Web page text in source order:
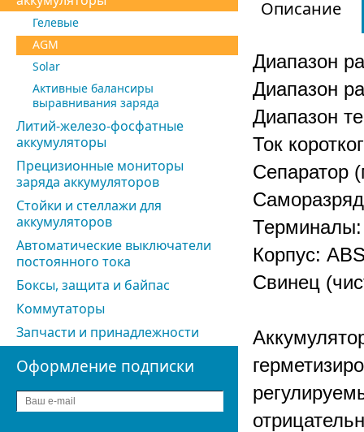
Гелевые
AGM
Solar
Активные балансиры
выравнивания заряда
Литий-железо-фосфатные
аккумуляторы
Прецизионные мониторы
заряда аккумуляторов
Стойки и стеллажи для
аккумуляторов
Автоматические выключатели
постоянного тока
Боксы, защита и байпас
Коммутаторы
Запчасти и принадлежности
Оформление подписки
Описание
Диапазон
Диапазон
Диапазон
Ток
Сепаратор
Терминалы:
Корпус:
Свинец